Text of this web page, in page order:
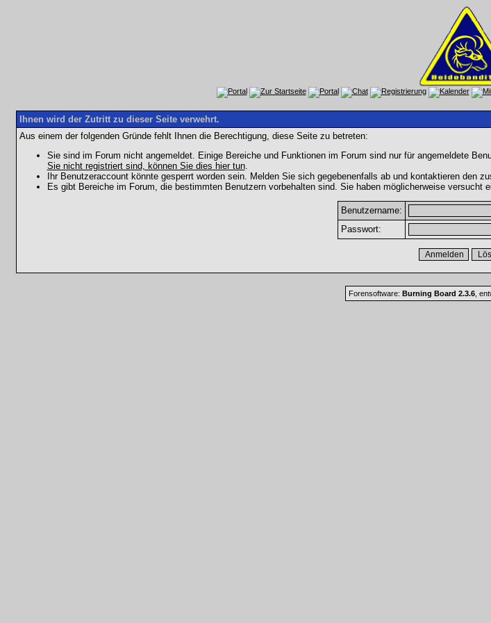
Ihnen wird der Zutritt zu dieser Seite verwehrt.
Aus einem der folgenden Gründe fehlt Ihnen die Berechtigung, diese Seite zu betreten:
Sie sind im Forum nicht angemeldet. Einige Bereiche und Funktionen im Forum sind nur für angemeldete
Sie nicht registriert sind, können Sie dies hier tun.
Ihr Benutzeraccount könnte gesperrt worden sein. Melden Sie sich gegebenenfalls ab und kontaktieren den
Es gibt Bereiche im Forum, die bestimmten Benutzern vorbehalten sind. Sie haben möglicherweise versucht
Benutzername:
Passwort:
Forensoftware: Burning Board 2.3.6,